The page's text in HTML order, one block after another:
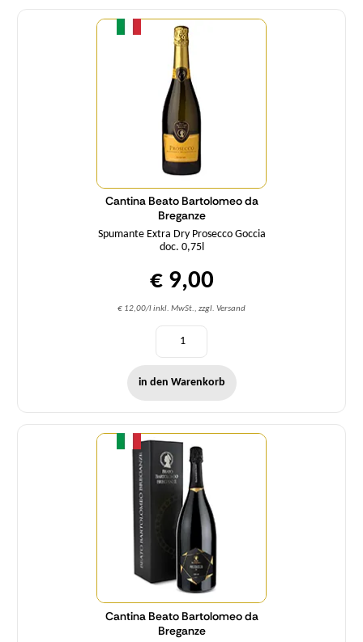
Cantina Beato Bartolomeo da
Breganze
Spumante Extra Dry Prosecco Goccia
doc. 0,75l
€ 9,00
€ 12,00/l inkl. MwSt., zzgl. Versand
Menge
in den Warenkorb
Cantina Beato Bartolomeo da
Breganze
Menge